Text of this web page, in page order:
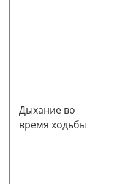
Дыхание во
время ходьбы